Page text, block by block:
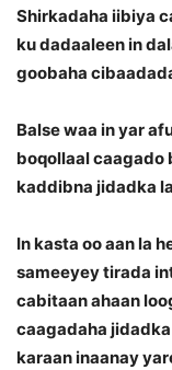
Shirkadaha iibiya
ku dadaaleen in
goobaha
Balse waa in yar
boqollaal caagado
kaddibna jidadka
In kasta oo aan la
sameeyey tirada
cabitaan ahaan
caagadaha
karaan inaanay